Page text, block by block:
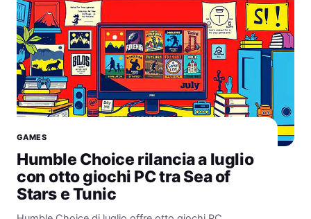
GAMES
Humble Choice rilancia a luglio
con otto giochi PC tra Sea of
Stars e Tunic